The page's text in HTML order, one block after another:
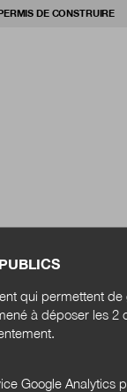
DE CONSTRUIRE
qui permettent
à déposer les 2
Google Analytics